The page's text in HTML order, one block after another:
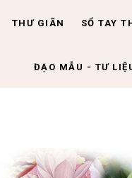
THƯ GIÃN SỔ TAY
ĐẠO MẪU - TƯ